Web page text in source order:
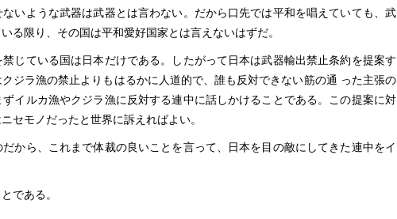
いような武器は武器とは言わない。だから口先では平和を唱えていても、武
る限り、その国は平和愛好国家とは言えないはずだ。
じている国は日本だけである。したがって日本は武器輸出禁止条約を提案す
ジラ漁の禁止よりもはるかに人道的で、誰も反対できない筋の通 った主張の
イルカ漁やクジラ漁に反対する連中に話しかけることである。この提案に対
セモノだったと世界に訴えればよい。
から、これまで体裁の良いことを言って、日本を目の敵にしてきた連中をイ
である。